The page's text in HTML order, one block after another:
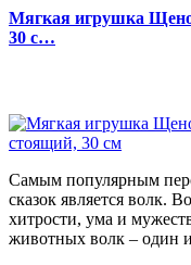
Мягкая игрушка
30 с…
Самым популярным
сказок является волк.
хитрости, ума и
животных волк – один